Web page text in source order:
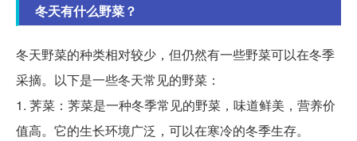
冬天有什么野菜？
冬天野菜的种类相对较少，但仍然有一些野菜可以在冬季
采摘。以下是一些冬天常见的野菜：
1. 荠菜：荠菜是一种冬季常见的野菜，味道鲜美，营养价
值高。它的生长环境广泛，可以在寒冷的冬季生存。